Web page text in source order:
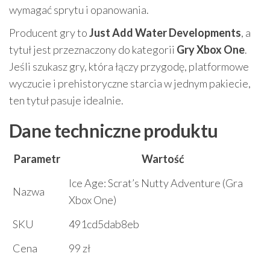
wymagać sprytu i opanowania.
Producent gry toJust Add Water Developments, a
tytuł jest przeznaczony do kategorii Gry Xbox One.
Jeśli szukasz gry, która łączy przygodę, platformowe
wyczucie i prehistoryczne starcia w jednym pakiecie,
ten tytuł pasuje idealnie.
Dane techniczne produktu
Parametr Wartość
Nazwa
Ice Age: Scrat’s Nutty Adventure (Gra
Xbox One)
SKU
491cd5dab8eb
Cena
99 zł